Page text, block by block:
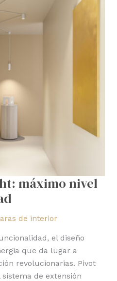
máximo nivel
de interior
el diseño
que da lugar a
revolucionarias. Pivot
de extensión